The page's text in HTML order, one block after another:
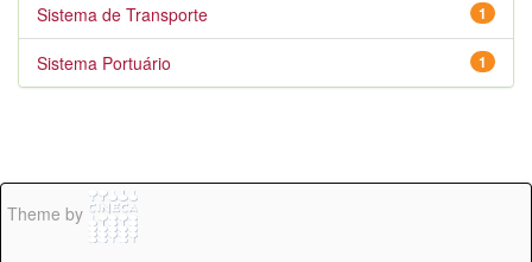
1
Sistema de Transporte
1
Sistema Portuário
Theme by